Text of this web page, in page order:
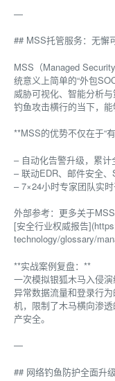
—
## MSS托管服务：无懈
MSS（Managed
统意义上简单的“外包
威胁可视化、智能分析
钓鱼攻击横行的当下，能
**MSS的优势不仅在于“
– 自动化告警升级，累计
– 联动EDR、邮件安全、
– 7×24小时专家团队实
外部参考：更多关于
[安全行业权威报告
technology/glossary/
**实战案例复盘：**
一次模拟银狐木马入侵
异常数据流量和登录行
机，限制了木马横向渗
产安全。
—
## 网络钓鱼防护全面升